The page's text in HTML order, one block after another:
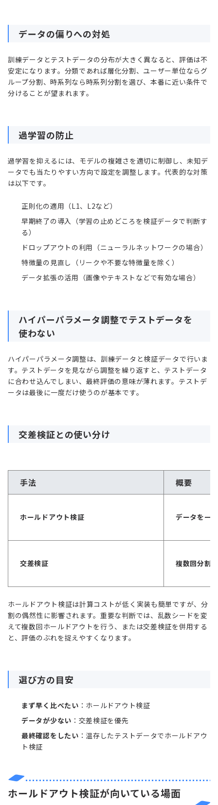
データの偏りへの対処
訓練データとテストデータの分布が大きく異なると、評価は不
安定になります。分類であれば層化分割、ユーザー単位ならグ
ループ分割、時系列なら時系列分割を選び、本番に近い条件で
分けることが望まれます。
過学習の防止
過学習を抑えるには、モデルの複雑さを適切に制御し、未知デ
ータでも当たりやすい方向で設定を調整します。代表的な対策
は以下です。
正則化の適用（L1、L2など）
早期終了の導入（学習の止めどころを検証データで判断す
る）
ドロップアウトの利用（ニューラルネットワークの場合）
特徴量の見直し（リークや不要な特徴量を除く）
データ拡張の活用（画像やテキストなどで有効な場合）
ハイパーパラメータ調整でテストデータを
使わない
ハイパーパラメータ調整は、訓練データと検証データで行いま
す。テストデータを見ながら調整を繰り返すと、テストデータ
に合わせ込んでしまい、最終評価の意味が薄れます。テストデ
ータは最後に一度だけ使うのが基本です。
交差検証との使い分け
手法 概要
ホールドアウト検証 データを一
交差検証 複数回分割
ホールドアウト検証は計算コストが低く実装も簡単ですが、分
割の偶然性に影響されます。重要な判断では、乱数シードを変
えて複数回ホールドアウトを行う、または交差検証を併用する
と、評価のぶれを捉えやすくなります。
選び方の目安
まず早く比べたい ：ホールドアウト検証
データが少ない ：交差検証を優先
最終確認をしたい ：温存したテストデータでホールドアウ
ト検証
ホールドアウト検証が向いている場面